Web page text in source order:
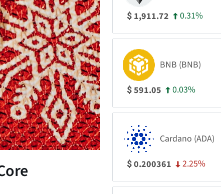
$ 1,911.72 0.31%
BNB (BNB)
$591.05 0.03%
Cardano (ADA)
$0.200361 2.25%